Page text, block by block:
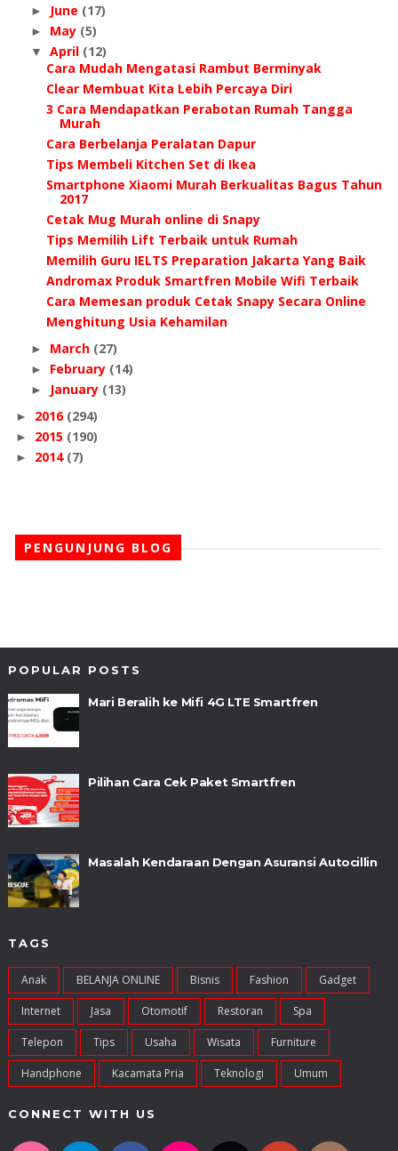
► June (17)
► May (5)
▼ April (12)
Cara Mudah Mengatasi Rambut Berminyak
Clear Membuat Kita Lebih Percaya Diri
3 Cara Mendapatkan Perabotan Rumah Tangga
Murah
Cara Berbelanja Peralatan Dapur
Tips Membeli Kitchen Set di Ikea
Smartphone Xiaomi Murah Berkualitas Bagus Tahun
2017
Cetak Mug Murah online di Snapy
Tips Memilih Lift Terbaik untuk Rumah
Memilih Guru IELTS Preparation Jakarta Yang Baik
Andromax Produk Smartfren Mobile Wifi Terbaik
Cara Memesan produk Cetak Snapy Secara Online
Menghitung Usia Kehamilan
► March (27)
► February (14)
► January (13)
► 2016 (294)
► 2015 (190)
► 2014 (7)
PENGUNJUNG BLOG
POPULAR POSTS
Mari Beralih ke Mifi 4G LTE Smartfren
Pilihan Cara Cek Paket Smartfren
Masalah Kendaraan Dengan Asuransi Autocillin
TAGS
Anak BELANJA ONLINE Bisnis Fashion Gadget
Internet Jasa Otomotif Restoran Spa
Telepon Tips Usaha Wisata Furniture
Handphone Kacamata Pria Teknologi Umum
CONNECT WITH US